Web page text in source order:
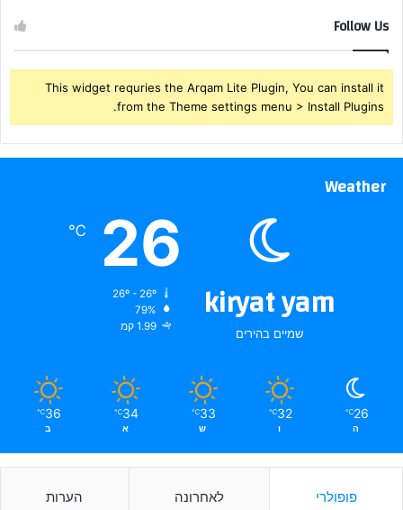
Follow Us
This widget requries the Arqam Lite Plugin, You can install it
from the Theme settings menu > Install Plugins.
Weather
kiryat yam
שמיים בהירים
26
℃
79%
1.99 קמ
26
℃
ה
32
℃
ו
33
℃
ש
34
℃
א
36
℃
ב
פופולרי לאחרונה הערות